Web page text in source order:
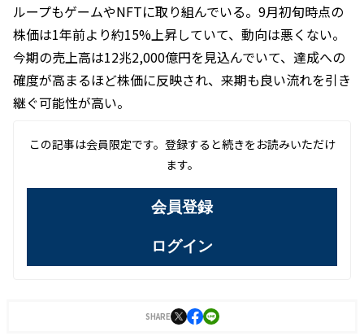
ループもゲームやNFTに取り組んでいる。9月初旬時点の
株価は1年前より約15%上昇していて、動向は悪くない。
今期の売上高は12兆2,000億円を見込んでいて、達成への
確度が高まるほど株価に反映され、来期も良い流れを引き
継ぐ可能性が高い。
この記事は会員限定です。登録すると続きをお読みいただけ
ます。
会員登録
ログイン
SHARE